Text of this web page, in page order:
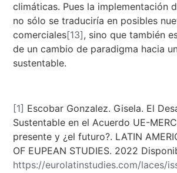
climáticas. Pues la implementación
no sólo se traduciría en posibles
comerciales[13], sino que también
de un cambio de paradigma hacia
sustentable.
[1] Escobar Gonzalez. Gisela. El
Sustentable en el Acuerdo UE-
presente y ¿el futuro?. LATIN
OF EUPEAN STUDIES. 2022
https://eurolatinstudies.com/laces/